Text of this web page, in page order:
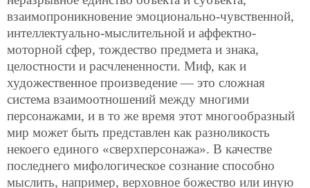
взаимопроникновение эмоционально-чувственной,
интеллектуально-мыслительной и аффектно-
моторной сфер, тождество предмета и знака,
целостности и расчлененности. Миф, как и
художественное произведение — это сложная
система взаимоотношений между многими
персонажами, и в то же время этот многообразный
мир может быть представлен как разноликость
некоего единого «сверхперсонажа». В качестве
последнего мифологическое сознание способно
мыслить, например, верховное божество или иную